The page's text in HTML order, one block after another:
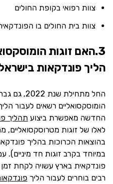
צוות רפואי בקופת החולים
צוות בית החולים בו
3.האם זוגות
הליך פונדקאות
החל מתחילת
הומוסקסואליים רשאים לעבור
החדשה מאפשרת ביצוע תהליך
לאלו של זוגות
בהוצאות הכרוכות בהליך
במיוחד בקרב זוגות חד
פונדקאית בארץ עשויה לקחת זמן
רבים בוחרים לעבור הליך